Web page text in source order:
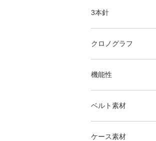
3本針
クロノグラフ
機能性
ベルト素材
ケース素材